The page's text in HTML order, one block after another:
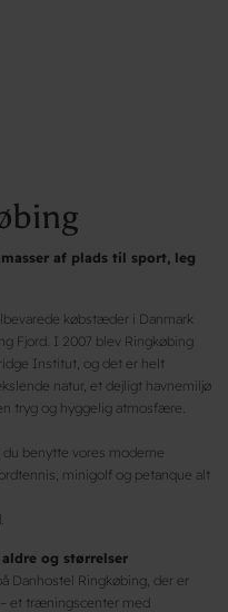
af plads til sport, leg
købstæder i Danmark
Fjord. I 2007 blev Ringkøbing
Institut, og det er helt
natur, et dejligt havnemiljø
tryg og hyggelig atmosfære.
benytte vores moderne
minigolf og petanque alt
og størrelser
Danhostel Ringkøbing, der er
et træningscenter med